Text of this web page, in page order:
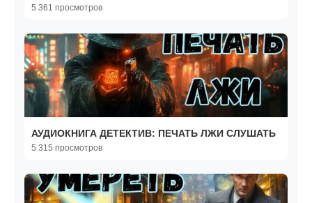
5 361 просмотров
АУДИОКНИГА ДЕТЕКТИВ: ПЕЧАТЬ ЛЖИ СЛУШАТЬ
5 315 просмотров